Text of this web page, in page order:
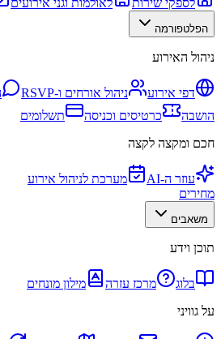
לספקי שירות לאולמות וגני אירועים
הפלטפורמה
ניהול האירוע
דפי אירוע ניהול אורחים ו-RSVP
הושבה
כרטיסים וכניסה
תשלומים
חכם ומקצה לקצה
עוזר ה-AI
מערכת לניהול אירוע
מחירים
משאבים
תוכן וידע
בלוג מרכז עזרה
מילון מונחים
על גוויני